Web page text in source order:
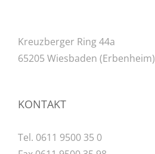
Kreuzberger Ring 44a
65205 Wiesbaden (Erbenheim)
KONTAKT
Tel. 0611 9500 35 0